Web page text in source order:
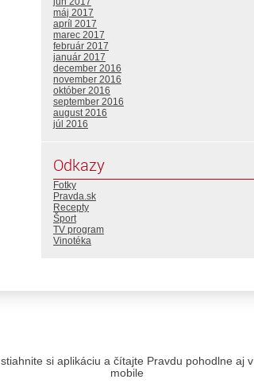
máj 2017
apríl 2017
marec 2017
február 2017
január 2017
december 2016
november 2016
október 2016
september 2016
august 2016
júl 2016
Odkazy
Fotky
Pravda.sk
Recepty
Šport
TV program
Vinotéka
stiahnite si aplikáciu a čítajte Pravdu pohodlne aj v
mobile